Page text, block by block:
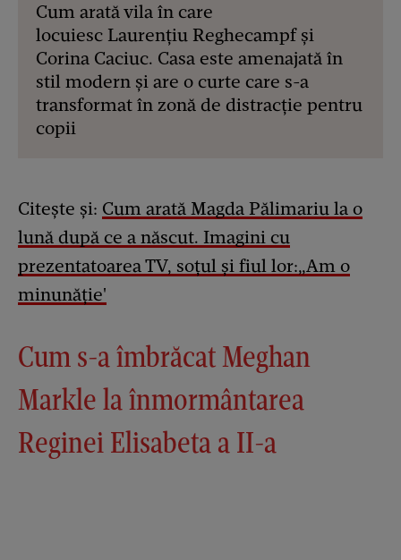
Cum arată vila în care
locuiesc Laurențiu Reghecampf și
Corina Caciuc. Casa este amenajată în
stil modern și are o curte care s-a
transformat în zonă de distracție pentru
copii
Citește și: Cum arată Magda Pălimariu la o
lună după ce a născut. Imagini cu
prezentatoarea TV, soțul și fiul lor:„Am o
minunăție'
Cum s-a îmbrăcat Meghan
Markle la înmormântarea
Reginei Elisabeta a II-a